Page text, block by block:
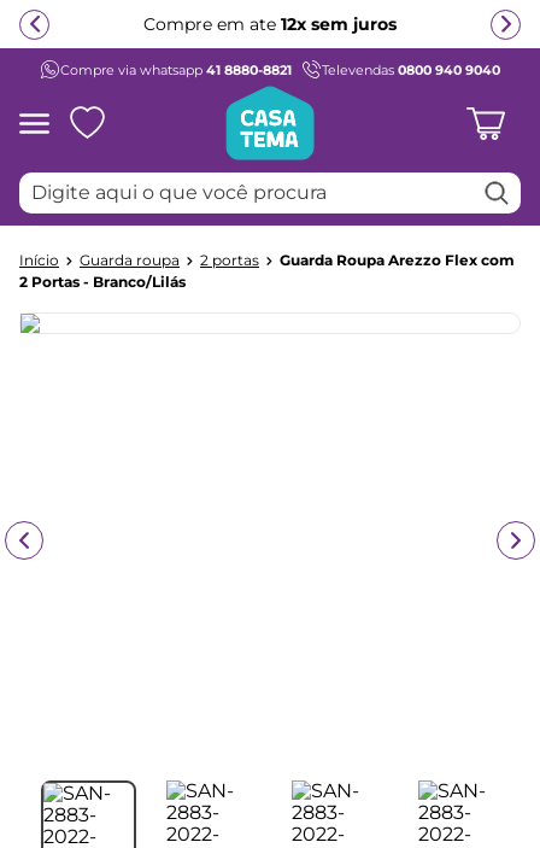
Compre em ate 12x sem juros
Compre via whatsapp 41 8880-8821 Televendas 0800 940 9040
Digite aqui o que você procura
Guarda roupa 2 portas
Guarda Roupa Arezzo Flex com
2 Portas - Branco/Lilás
Termos mais buscados
1º
beliche
º
bicama
5 º
escrivaninha
6º
treliche